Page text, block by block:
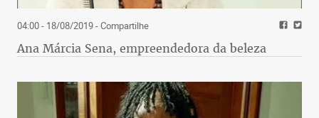
04:00 - 18/08/2019- Compartilhe
Ana Márcia Sena, empreendedora da beleza